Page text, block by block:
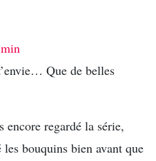
Que de belles
encore regardé la série,
les bouquins bien avant que